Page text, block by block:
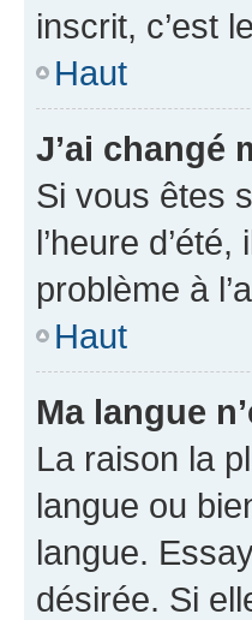
inscrit, c’est
Haut
J’ai changé
Si vous êtes
l’heure
problème à
Haut
Ma langue
La raison la
langue ou
langue.
désirée. Si